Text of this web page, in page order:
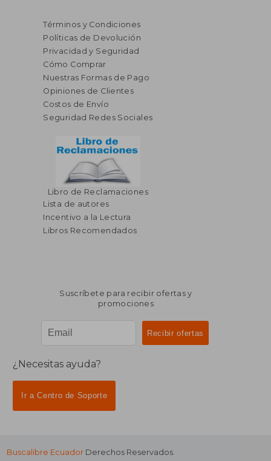
Términos y Condiciones
Políticas de Devolución
Privacidad y Seguridad
Cómo Comprar
Nuestras Formas de Pago
Opiniones de Clientes
Costos de Envío
Seguridad Redes Sociales
Libro de Reclamaciones
Lista de autores
Incentivo a la Lectura
Libros Recomendados
Suscríbete para recibir ofertas y
promociones
¿Necesitas ayuda?
Ir a Centro de Soporte
Buscalibre Ecuador Derechos Reservados.